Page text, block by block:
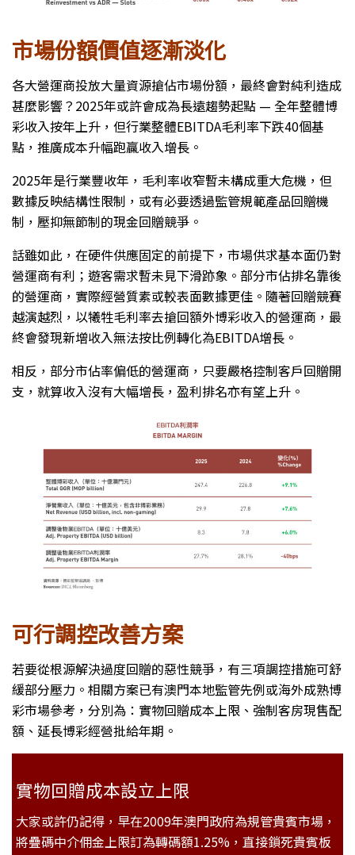
市場份額價值逐漸淡化
各大營運商投放大量資源搶佔市場份額，最終會對純利造成
甚麼影響？2025年或許會成為長遠趨勢起點 — 全年整體博
彩收入按年上升，但行業整體EBITDA毛利率下跌40個基
點，推廣成本升幅跑贏收入增長。
2025年是行業豐收年，毛利率收窄暫未構成重大危機，但
數據反映結構性限制，或有必要透過監管規範產品回贈機
制，壓抑無節制的現金回贈競爭。
話雖如此，在硬件供應固定的前提下，市場供求基本面仍對
營運商有利；遊客需求暫未見下滑跡象。部分市佔排名靠後
的營運商，實際經營質素或較表面數據更佳。隨著回贈競賽
越演越烈，以犧牲毛利率去搶回額外博彩收入的營運商，最
終會發現新增收入無法按比例轉化為EBITDA增長。
相反，部分市佔率偏低的營運商，只要嚴格控制客戶回贈開
支，就算收入沒有大幅增長，盈利排名亦有望上升。
可行調控改善方案
若要從根源解決過度回贈的惡性競爭，有三項調控措施可舒
緩部分壓力。相關方案已有澳門本地監管先例或海外成熟博
彩市場參考，分別為：實物回贈成本上限、強制客房現售配
額、延長博彩經營批給年期。
實物回贈成本設立上限
大家或許仍記得，早在2009年澳門政府為規管貴賓市場，
將疊碼中介佣金上限訂為轉碼額1.25%，直接鎖死貴賓板